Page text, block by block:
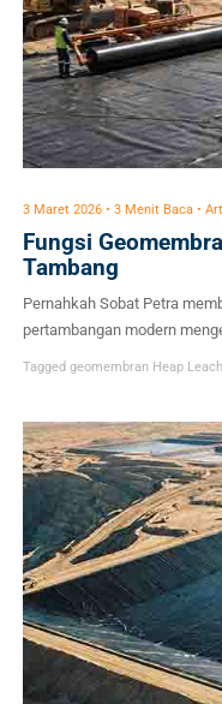
3 Maret 2026 • 3 Menit Baca •
Fungsi
Tambang
Pernahkah Sobat Petra
pertambangan modern
ekstraksi ini sangat masif
terdapat satu tantangan […]
Tagged geomembran Heap